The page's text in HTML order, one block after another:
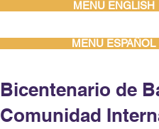
MENU ENGLISH
MENU ESPAÑOL
Bicentenario de
Comunidad